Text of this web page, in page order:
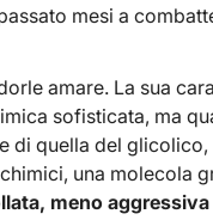
mesi a
amare. La sua
sofisticata, ma
di quella del
una molecola
meno aggressiva